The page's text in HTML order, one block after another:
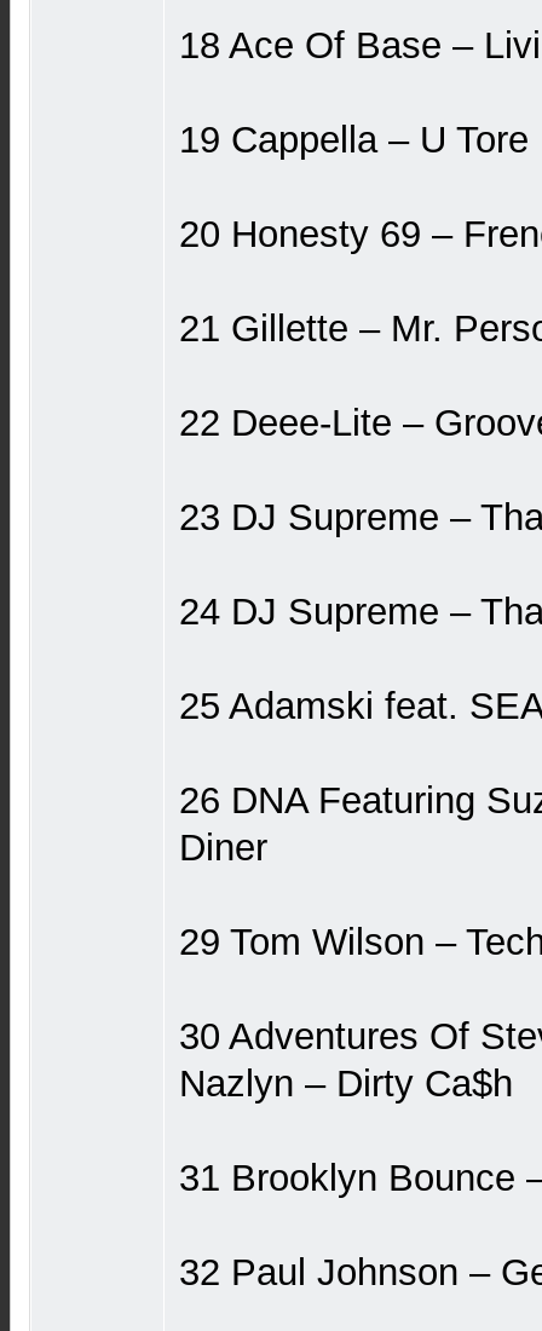
18 Ace Of Base ‎–
19 Cappella ‎– U
20 Honesty 69 ‎–
21 Gillette ‎– Mr.
22 Deee-Lite ‎–
23 DJ Supreme ‎–
24 DJ Supreme ‎–
25 Adamski feat.
26 DNA Featuring
Diner
29 Tom Wilson ‎–
30 Adventures Of
Nazlyn ‎– Dirty Ca$h
31 Brooklyn Bounce
32 Paul Johnson ‎–